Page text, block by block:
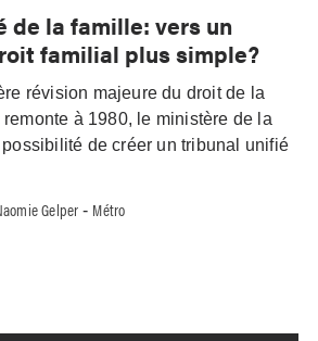
de la famille: vers un
familial plus simple?
révision majeure du droit de la
à 1980, le ministère de la
de créer un tribunal unifié
Gelper - Métro